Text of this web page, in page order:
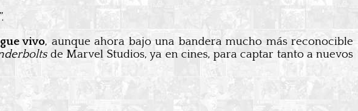
vivo, aunque ahora bajo una bandera mucho más reconocible
de Marvel Studios, ya en cines, para captar tanto a nuevos